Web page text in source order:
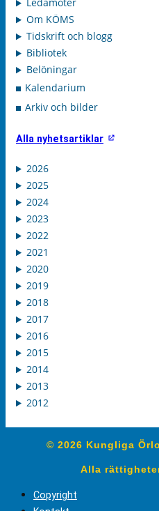
Ledamöter
Om KÖMS
Tidskrift och blogg
Bibliotek
Belöningar
Kalendarium
Arkiv och bilder
Alla nyhetsartiklar
2026
2025
2024
2023
2022
2021
2020
2019
2018
2017
2016
2015
2014
2013
2012
© 2026 Kungliga
Alla
Copyright